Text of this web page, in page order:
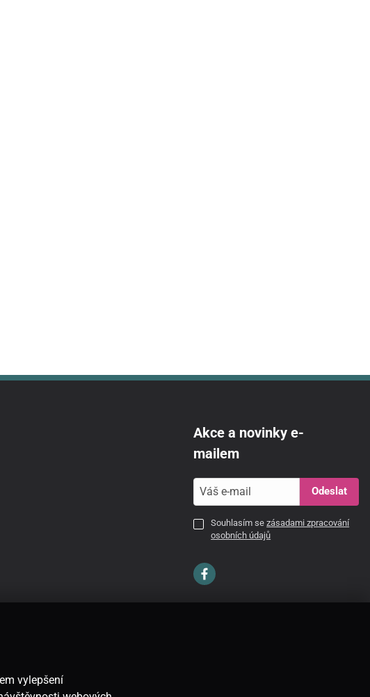
Akce a novinky e-
mailem
Odeslat
Souhlasím sezásadami zpracování
osobních údajů
vylepšení